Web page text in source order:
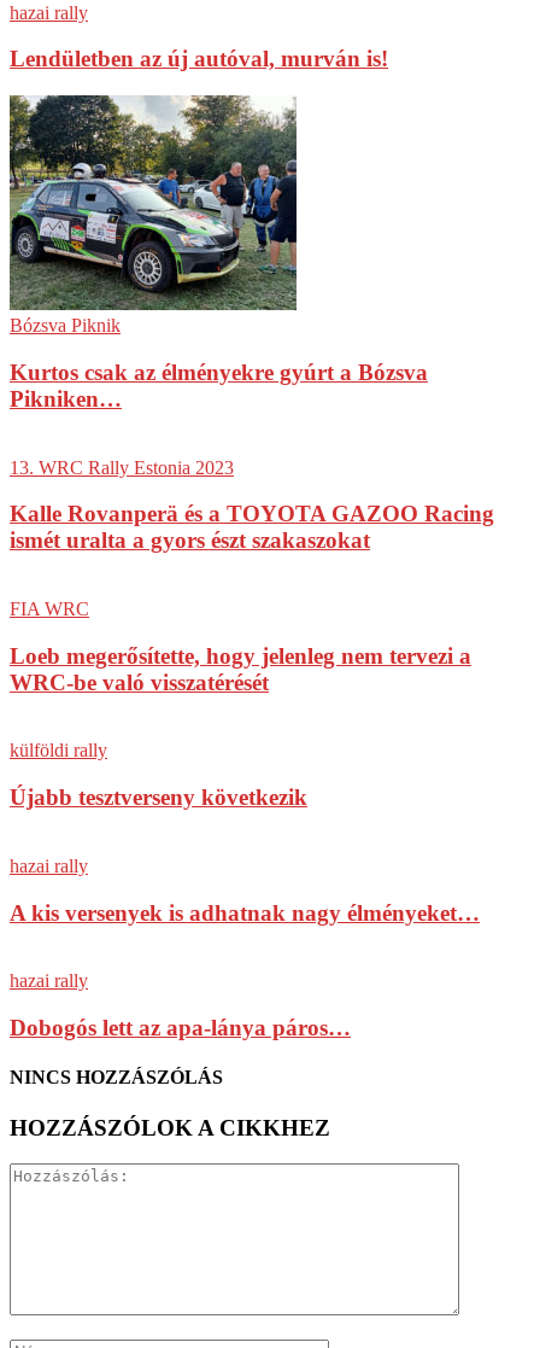
hazai rally
Lendületben az új autóval, murván is!
Bózsva Piknik
Kurtos csak az élményekre gyúrt a Bózsva
Pikniken…
13. WRC Rally Estonia 2023
Kalle Rovanperä és a TOYOTA GAZOO Racing
ismét uralta a gyors észt szakaszokat
FIA WRC
Loeb megerősítette, hogy jelenleg nem tervezi a
WRC-be való visszatérését
külföldi rally
Újabb tesztverseny következik
hazai rally
A kis versenyek is adhatnak nagy élményeket…
hazai rally
Dobogós lett az apa-lánya páros…
NINCS HOZZÁSZÓLÁS
HOZZÁSZÓLOK A CIKKHEZ